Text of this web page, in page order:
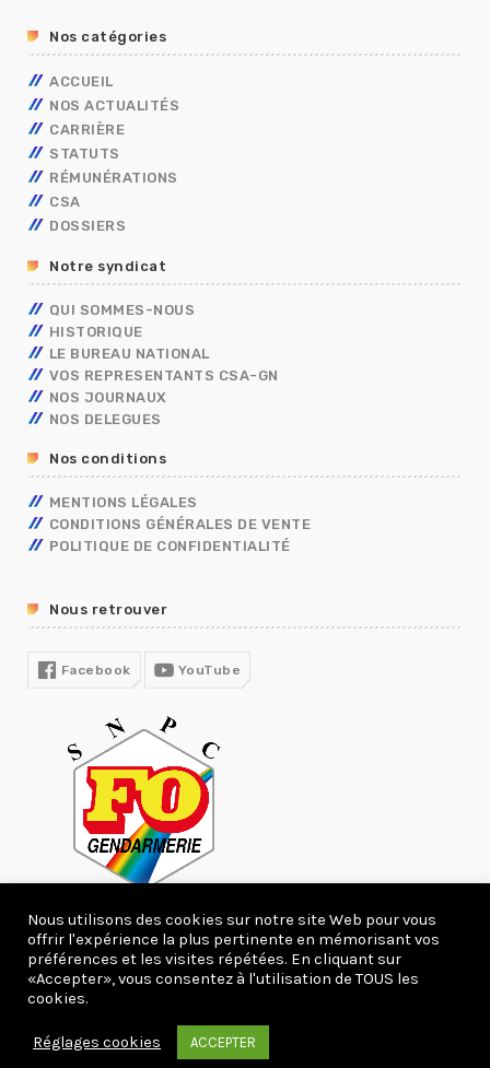
Nos catégories
ACCUEIL
NOS ACTUALITÉS
CARRIÈRE
AVANCEMENT
TECHNIQUES
OUVRIER DE L’ETAT
MOBILITÉ
CAP
CONCOURS/EXAMENS
STATUTS
FONCTIONNAIRES
ADMINISTRATIFS
OUVRIER DE L’ETAT
CONTRACTUELS
ASSISTANT DE SERVICE SOCIAL
RÉMUNÉRATIONS
CALENDRIER DE PAYE
GRILLES INDICIAIRES
PRIMES
ISS
CSA
GENDARMERIE
DOSSIERS
ELECTIONS PRO 2026
CONGÉS
DIALOGUE SOCIAL
ENTRETIEN PROFESSIONNEL
RÈGLEMENTS INTÉRIEURS
TÉLÉTRAVAIL
FORMATION
R13
COVID19
Notre syndicat
QUI SOMMES-NOUS
HISTORIQUE
LE BUREAU NATIONAL
VOS REPRESENTANTS CSA-GN
NOS JOURNAUX
NOS DELEGUES
Nos conditions
MENTIONS LÉGALES
CONDITIONS GÉNÉRALES DE VENTE
POLITIQUE DE CONFIDENTIALITÉ
Nous retrouver
Facebook YouTube
Copyright 2020 webcreation66.com.
ACTUALITÉS
CONTACT
Nous utilisons des cookies sur notre site Web pour vous
offrir l'expérience la plus pertinente en mémorisant vos
préférences et les visites répétées. En cliquant sur
«Accepter», vous consentez à l'utilisation de TOUS les
cookies.
Réglages cookies ACCEPTER